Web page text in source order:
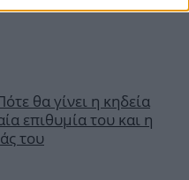
θα γίνει η κηδεία
επιθυμία του και η
του